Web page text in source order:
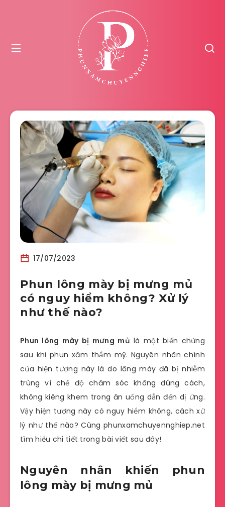
17/07/2023
Phun lông mày bị mưng mủ
có nguy hiểm không? Xử lý
như thế nào?
Phun lông mày bị mưng mủ là một biến chứng
sau khi phun xăm thẩm mỹ. Nguyên nhân chính
của hiện tượng này là do lông mày đã bị nhiễm
trùng vì chế độ chăm sóc không đúng cách,
không kiêng khem trong ăn uống dẫn đến dị ứng.
Vậy hiện tượng này có nguy hiểm không, cách xử
lý như thế nào? Cùngphunxamchuyennghiep.net
tìm hiểu chi tiết trong bài viết sau đây!
Nguyên nhân khiến phun
lông mày bị mưng mủ